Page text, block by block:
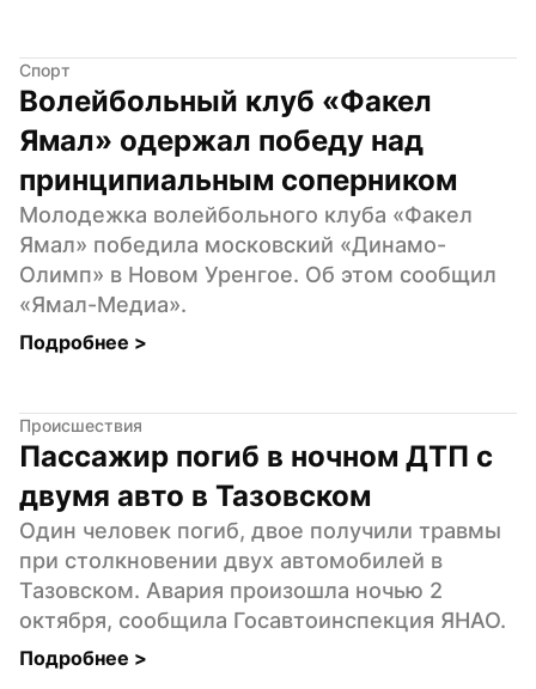
Спорт
Волейбольный клуб «Факел
Ямал» одержал победу над
принципиальным соперником
Молодежка волейбольного клуба «Факел
Ямал» победила московский «Динамо-
Олимп» в Новом Уренгое. Об этом сообщил
«Ямал-Медиа».
Подробнее >
Происшествия
Пассажир погиб в ночном ДТП с
двумя авто в Тазовском
Один человек погиб, двое получили травмы
при столкновении двух автомобилей в
Тазовском. Авария произошла ночью 2
октября, сообщила Госавтоинспекция ЯНАО.
Подробнее >